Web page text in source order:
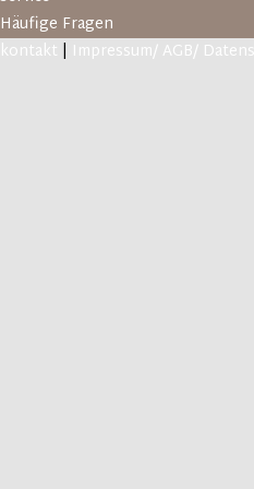
Häufige Fragen
kontakt | Impressum/ AGB/